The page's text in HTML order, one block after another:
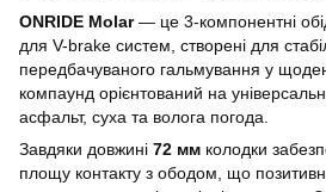
ONRIDE Molar— це 3-компонентні
для V-brake систем, створені для
передбачуваного гальмування у
компаунд орієнтований на
асфальт, суха та волога погода.
Завдяки довжині 72 мм колодки
площу контакту з ободом, що